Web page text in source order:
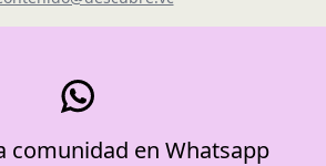
comunidad en Whatsapp